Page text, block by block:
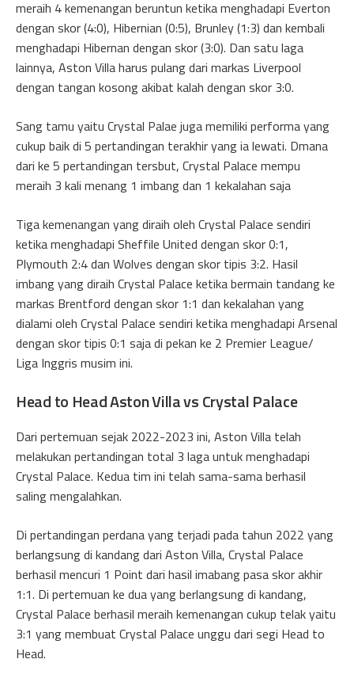
meraih 4 kemenangan beruntun ketika menghadapi Everton
dengan skor (4:0), Hibernian (0:5), Brunley (1:3) dan kembali
menghadapi Hibernan dengan skor (3:0). Dan satu laga
lainnya, Aston Villa harus pulang dari markas Liverpool
dengan tangan kosong akibat kalah dengan skor 3:0.
Sang tamu yaitu Crystal Palae juga memiliki performa yang
cukup baik di 5 pertandingan terakhir yang ia lewati. Dmana
dari ke 5 pertandingan tersbut, Crystal Palace mempu
meraih 3 kali menang 1 imbang dan 1 kekalahan saja
Tiga kemenangan yang diraih oleh Crystal Palace sendiri
ketika menghadapi Sheffile United dengan skor 0:1,
Plymouth 2:4 dan Wolves dengan skor tipis 3:2. Hasil
imbang yang diraih Crystal Palace ketika bermain tandang ke
markas Brentford dengan skor 1:1 dan kekalahan yang
dialami oleh Crystal Palace sendiri ketika menghadapi Arsenal
dengan skor tipis 0:1 saja di pekan ke 2 Premier League/
Liga Inggris musim ini.
Head to Head Aston Villa vs Crystal Palace
Dari pertemuan sejak 2022-2023 ini, Aston Villa telah
melakukan pertandingan total 3 laga untuk menghadapi
Crystal Palace. Kedua tim ini telah sama-sama berhasil
saling mengalahkan.
Di pertandingan perdana yang terjadi pada tahun 2022 yang
berlangsung di kandang dari Aston Villa, Crystal Palace
berhasil mencuri 1 Point dari hasil imabang pasa skor akhir
1:1. Di pertemuan ke dua yang berlangsung di kandang,
Crystal Palace berhasil meraih kemenangan cukup telak yaitu
3:1 yang membuat Crystal Palace unggu dari segi Head to
Head.